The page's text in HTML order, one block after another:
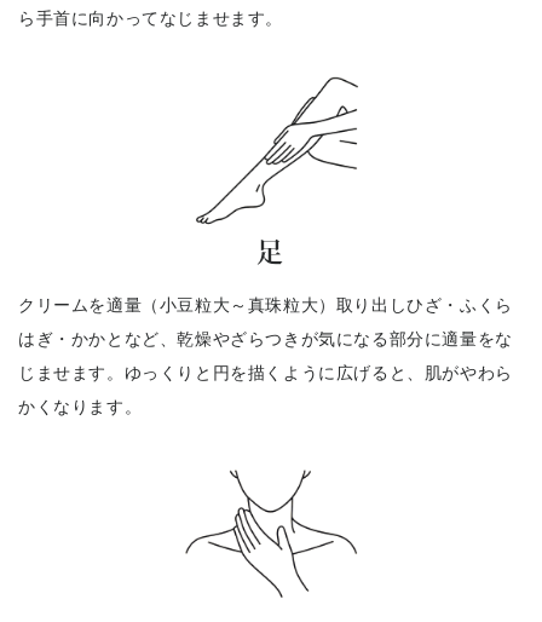
ら手首に向かってなじませます。
足
クリームを適量（小豆粒大～真珠粒大）取り出しひざ・ふくら
はぎ・かかとなど、乾燥やざらつきが気になる部分に適量をな
じませます。ゆっくりと円を描くように広げると、肌がやわら
かくなります。